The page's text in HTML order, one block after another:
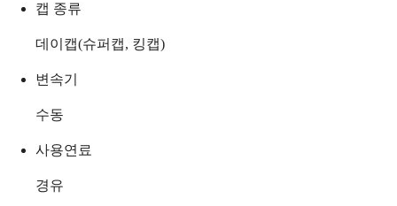
캡 종류
데이캡(슈퍼캡, 킹캡)
변속기
수동
사용연료
경유